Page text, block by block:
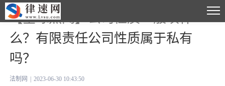
【全球热闻】公司性质一般填什
么？有限责任公司性质属于私有
吗？
法制网 2023-06-30 10:43:50